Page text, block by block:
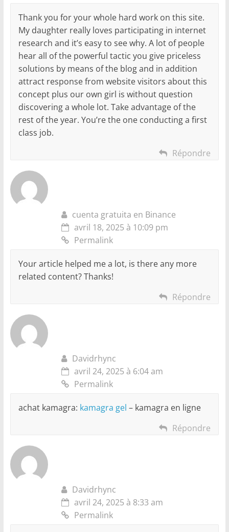
Thank you for your whole hard work on this site.
My daughter really loves participating in internet
research and it’s easy to see why. A lot of people
hear all of the powerful tactic you give priceless
solutions by means of the blog and in addition
attract response from website visitors about this
concept plus our own girl is without question
discovering a whole lot. Take advantage of the
rest of the year. You’re the one conducting a first
class job.
Répondre
cuenta gratuita en Binance
avril 18, 2025 à 10:09 pm
Permalink
Your article helped me a lot, is there any more
related content? Thanks!
Répondre
Davidrhync
avril 24, 2025 à 6:04 am
Permalink
achat kamagra: kamagra gel – kamagra en ligne
Répondre
Davidrhync
avril 24, 2025 à 8:33 am
Permalink